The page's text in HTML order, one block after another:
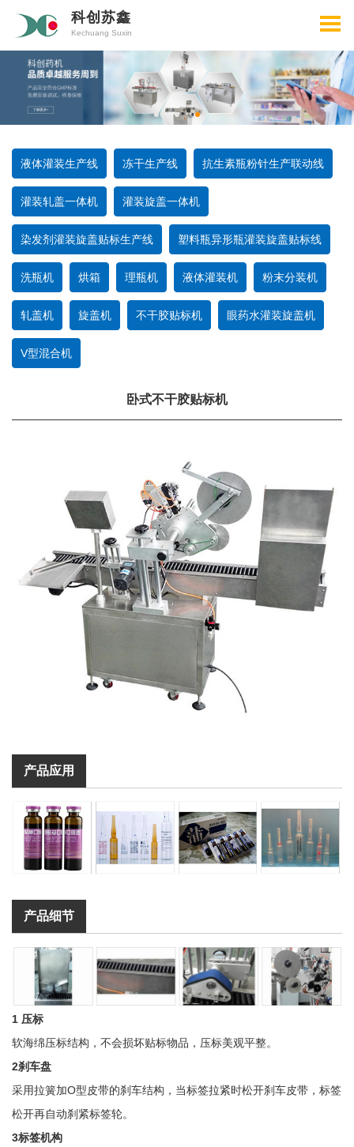
科创苏鑫
Kechuang Suxin
液体灌装生产线 冻干生产线 抗生素瓶粉针生产联动线
灌装轧盖一体机 灌装旋盖一体机
染发剂灌装旋盖贴标生产线 塑料瓶异形瓶灌装旋盖贴标线
洗瓶机 烘箱 理瓶机 液体灌装机 粉末分装机
轧盖机 旋盖机 不干胶贴标机 眼药水灌装旋盖机
V型混合机
卧式不干胶贴标机
产品应用
产品细节
1 压标
软海绵压标结构，不会损坏贴标物品，压标美观平整。
2刹车盘
采用拉簧加O型皮带的刹车结构，当标签拉紧时松开刹车皮带，标签
松开再自动刹紧标签轮。
3标签机构